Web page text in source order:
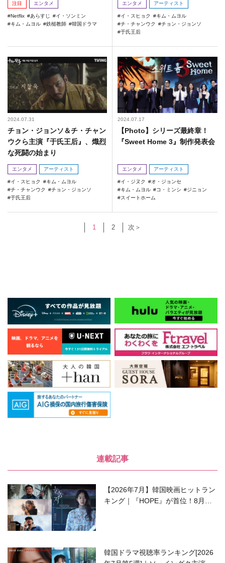
注目 エンタメ
Netflix あらすじ
イ・ソンミン
キム・ムヨル
鉄槌教師 韓国ドラマ
エンタメ アーティスト
イ・スヒョク
キム・ムヨル
チ・チャンウク
チョン・ジョンソ
于氏王后
2024.07.31
チョン・ジョンソ＆チ・チャン
ウクら主演『于氏王后』、熾烈
な死闘の始まり
エンタメ アーティスト
イ・スヒョク
キム・ムヨル
チ・チャンウク
チョン・ジョンソ
于氏王后
2024.07.17
【Photo】シリーズ最終章！
『Sweet Home 3』制作発表会
エンタメ アーティスト
イ・ジヌク
オ・ジョンセ
キム・ムヨル
コ・ミンシ
ジニョン
スイートホーム
1 2 次＞
連載記事
【2026年7月】韓国映画ヒットラン
キング｜『HOPE』が首位！8月公
韓国ドラマ視聴率ランキング[2026